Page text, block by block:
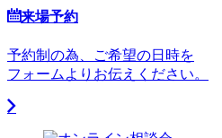
来場予約
予約制の為、ご希望の日時を
フォームよりお伝えください。